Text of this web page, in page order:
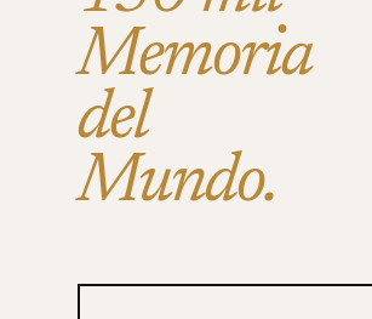
Memoria
del
Mundo.